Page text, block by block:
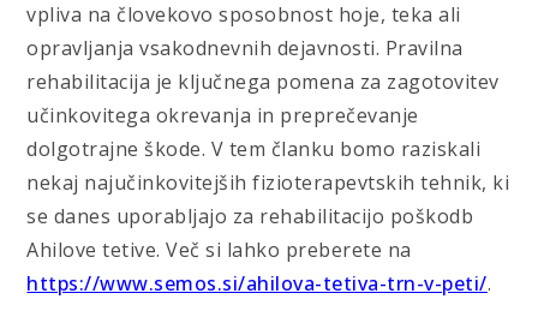
vpliva na človekovo sposobnost hoje, teka ali
opravljanja vsakodnevnih dejavnosti. Pravilna
rehabilitacija je ključnega pomena za zagotovitev
učinkovitega okrevanja in preprečevanje
dolgotrajne škode. V tem članku bomo raziskali
nekaj najučinkovitejših fizioterapevtskih tehnik, ki
se danes uporabljajo za rehabilitacijo poškodb
Ahilove tetive. Več si lahko preberete na
https://www.semos.si/ahilova-tetiva-trn-v-peti/.